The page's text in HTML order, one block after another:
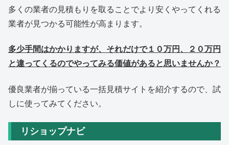
多くの業者の見積もりを取ることでより安くやってくれる
業者が見つかる可能性が高まります。
多少手間はかかりますが、それだけで１０万円、２０万円
と違ってくるのでやってみる価値があると思いませんか？
優良業者が揃っている一括見積サイトを紹介するので、試
しに使ってみてください。
リショップナビ